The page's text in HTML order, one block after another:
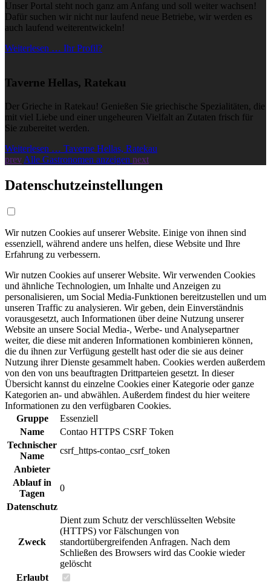
Unser Portal steht noch ganz am Anfang und soll weiter wachsen!
Dafür suchen wir nicht nur laufend neue Betriebe, wir werden es
auch laufend weiterentwickeln!
Weiterlesen … Ihr Profil?
Taverne Hellas, Ratekau
Der Grieche in Ratekau! Genießen Sie griechische Spezialitäten, die
mit viel Liebe und einer ungeheuren Vielfalt an Zutaten frisch für
Sie zubereitet werden.
Weiterlesen … Taverne Hellas, Ratekau
prev Alle Gastronomen anzeigen next
Datenschutzeinstellungen
Wir nutzen Cookies auf unserer Website. Einige von ihnen sind
essenziell, während andere uns helfen, diese Website und Ihre
Erfahrung zu verbessern.
Wir nutzen Cookies auf unserer Website. Wir verwenden Cookies
und ähnliche Technologien, um Inhalte und Anzeigen zu
personalisieren, um Social Media-Funktionen bereitzustellen und um
unseren Traffic zu analysieren. Wir geben, dein Einverständnis
vorausgesetzt, auch Informationen über deine Nutzung unserer
Website an unsere Social Media-, Werbe- und Analysepartner
weiter, die diese mit anderen Informationen kombinieren können,
die du ihnen zur Verfügung gestellt hast oder die sie aus deiner
Nutzung ihrer Dienste gesammelt haben. Cookies werden außerdem
von den von uns beauftragten Drittparteien gesetzt. In dieser
Übersicht kannst du einzelne Cookies einer Kategorie oder ganze
Kategorien an- und abwählen. Außerdem findest du hier weitere
Informationen zu den verfügbaren Cookies.
Gruppe
Essenziell
Name
Contao HTTPS CSRF Token
Technischer
Name
csrf_https-contao_csrf_token
Anbieter
Ablauf in
Tagen
0
Datenschutz
Zweck
Dient zum Schutz der verschlüsselten Website
(HTTPS) vor Fälschungen von
standortübergreifenden Anfragen. Nach dem
Schließen des Browsers wird das Cookie wieder
gelöscht
Erlaubt